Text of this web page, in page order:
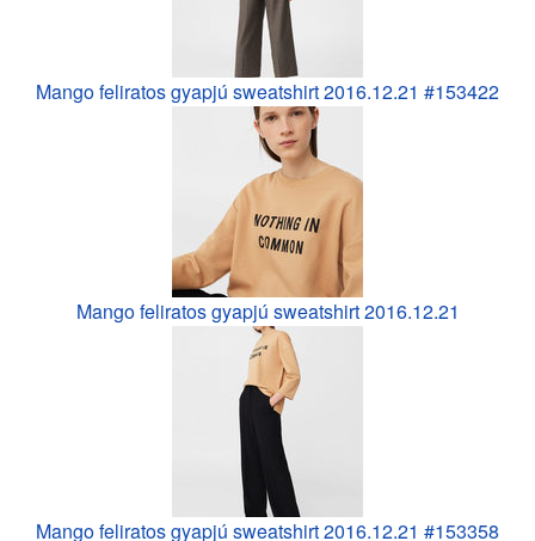
Mango feliratos gyapjú sweatshirt 2016.12.21 #153422
Mango feliratos gyapjú sweatshirt 2016.12.21
Mango feliratos gyapjú sweatshirt 2016.12.21 #153358